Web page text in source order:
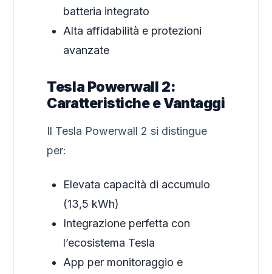
batteria integrato
Alta affidabilità e protezioni
avanzate
Tesla Powerwall 2:
Caratteristiche e Vantaggi
Il Tesla Powerwall 2 si distingue
per:
Elevata capacità di accumulo
(13,5 kWh)
Integrazione perfetta con
l’ecosistema Tesla
App per monitoraggio e